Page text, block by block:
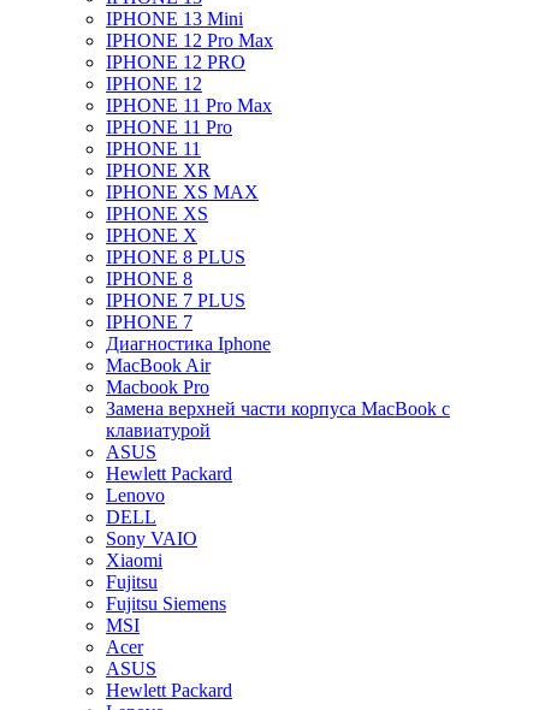
IPHONE 13 Mini
IPHONE 12 Pro Max
IPHONE 12 PRO
IPHONE 12
IPHONE 11 Pro Max
IPHONE 11 Pro
IPHONE 11
IPHONE XR
IPHONE XS MAX
IPHONE XS
IPHONE X
IPHONE 8 PLUS
IPHONE 8
IPHONE 7 PLUS
IPHONE 7
Диагностика Iphone
MacBook Air
Macbook Pro
Замена верхней части корпуса MacBook с
клавиатурой
ASUS
Hewlett Packard
Lenovo
DELL
Sony VAIO
Xiaomi
Fujitsu
Fujitsu Siemens
MSI
Acer
ASUS
Hewlett Packard